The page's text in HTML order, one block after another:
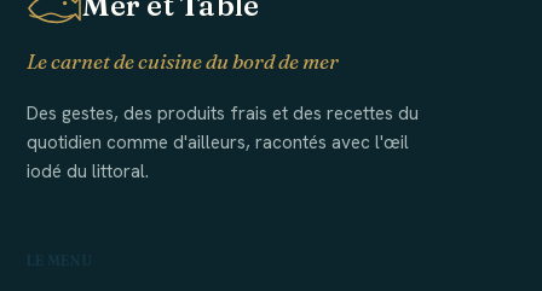
Le carnet de cuisine du bord de mer
Des gestes, des produits frais et des recettes du
quotidien comme d'ailleurs, racontés avec l'œil
iodé du littoral.